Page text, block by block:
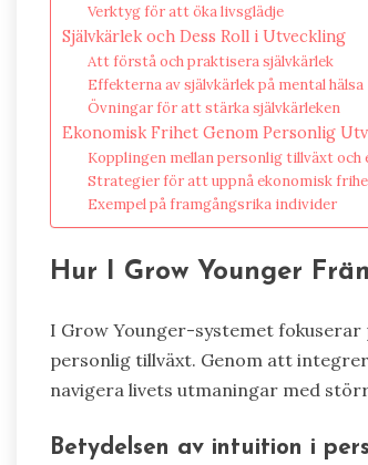
Verktyg för att öka livsglädje
Självkärlek och Dess Roll i Utveckling
Att förstå och praktisera självkärlek
Effekterna av självkärlek på mental hälsa
Övningar för att stärka självkärleken
Ekonomisk Frihet Genom Personlig
Kopplingen mellan personlig tillväxt
Strategier för att uppnå ekonomisk
Exempel på framgångsrika individer
Hur I Grow Younger
I Grow Younger-systemet
personlig tillväxt. Genom att
navigera livets utmaningar med
Betydelsen av intuition i